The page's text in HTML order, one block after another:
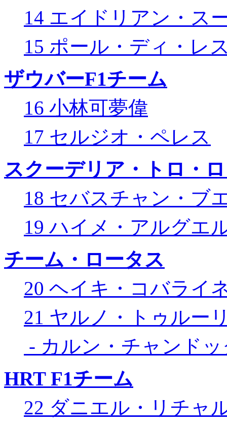
14 エイドリアン・ス
15 ポール・ディ・レ
ザウバーF1チーム
16 小林可夢偉
17 セルジオ・ペレス
スクーデリア・トロ・
18 セバスチャン・ブ
19 ハイメ・アルグエ
チーム・ロータス
20 ヘイキ・コバライ
21 ヤルノ・トゥルー
- カルン・チャンドッ
HRT F1チーム
22 ダニエル・リチャ